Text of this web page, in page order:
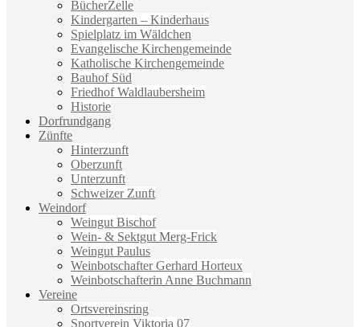
BücherZelle
Kindergarten – Kinderhaus
Spielplatz im Wäldchen
Evangelische Kirchengemeinde
Katholische Kirchengemeinde
Bauhof Süd
Friedhof Waldlaubersheim
Historie
Dorfrundgang
Zünfte
Hinterzunft
Oberzunft
Unterzunft
Schweizer Zunft
Weindorf
Weingut Bischof
Wein- & Sektgut Merg-Frick
Weingut Paulus
Weinbotschafter Gerhard Horteux
Weinbotschafterin Anne Buchmann
Vereine
Ortsvereinsring
Sportverein Viktoria 07